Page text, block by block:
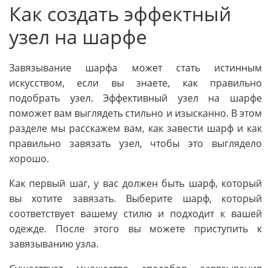
Как создать эффектный
узел на шарфе
Завязывание шарфа может стать истинным
искусством, если вы знаете, как правильно
подобрать узел. Эффективный узел на шарфе
поможет вам выглядеть стильно и изысканно. В этом
разделе мы расскажем вам, как завести шарф и как
правильно завязать узел, чтобы это выглядело
хорошо.
Как первый шаг, у вас должен быть шарф, который
вы хотите завязать. Выберите шарф, который
соответствует вашему стилю и подходит к вашей
одежде. После этого вы можете приступить к
завязыванию узла.